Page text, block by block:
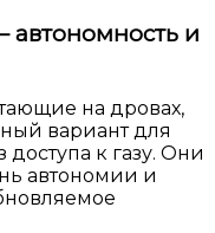
автономность и
на дровах,
вариант для
к газу. Они
автономии и